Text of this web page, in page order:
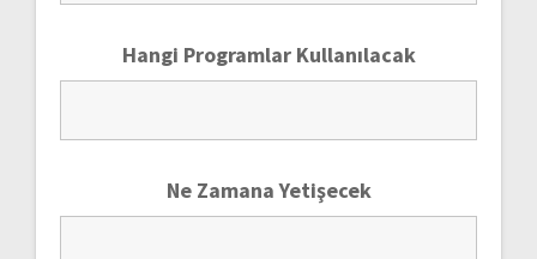
Hangi Programlar Kullanılacak
Ne Zamana Yetişecek